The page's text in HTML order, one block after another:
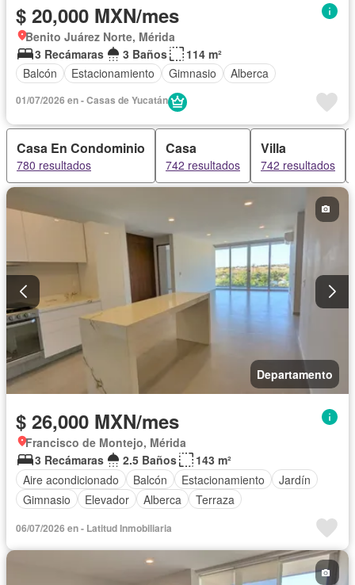
$ 20,000 MXN/mes
Benito Juárez Norte, Mérida
3 Recámaras
3 Baños
114 m²
Balcón
Estacionamiento Gimnasio Alberca
01/07/2026 en - Casas de Yucatán
Casa En Condominio
780 resultados
Casa
742 resultados
Villa
742 resultados
Departamento
$ 26,000 MXN/mes
Francisco de Montejo, Mérida
3 Recámaras
2.5 Baños
143 m²
Aire acondicionado
Balcón Estacionamiento
Jardín
Gimnasio
Elevador Alberca Terraza
06/07/2026 en - Latitud Inmobiliaria